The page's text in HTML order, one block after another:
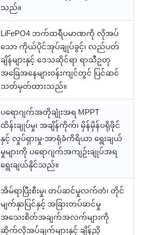
သည်။
LiFePO4 ဘက်ထရီပမာဏကို လိုအပ်
သော ကိုယ်ပိုင်အုပ်ချုပ်ခွင့်၊ လည်ပတ်
ချိန်များနှင့် ဒေသဆိုင်ရာ ရာသီဥတု
အခြေအနေများဝန်းကျင်တွင် ပြင်ဆင်
သတ်မှတ်ထားသည်။
ပရောဂျက်အတိုချုံးအရ MPPT
ထိန်းချုပ်မှု၊ အချိန်ကိုက်၊ မှိန်မှိန်ပရိုဖိုင်
နှင့် လှုပ်ရှားမှု-အာရုံခံကိရိယာ ရွေးချယ်
မှုများကို ပရောဂျက်အကျဉ်းချုပ်အရ
ရွေးချယ်နိုင်သည်။
အိမ်ရာပြီးစီးမှု၊ တပ်ဆင်မှုလက်တံ၊ တိုင်
မျက်နှာပြင်နှင့် အခြားတပ်ဆင်မှု
အသေးစိတ်အချက်အလက်များကို
ဆိုက်လိုအပ်ချက်များနှင့် ချိန်ညှိ